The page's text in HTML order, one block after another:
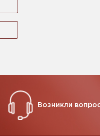
Возникли